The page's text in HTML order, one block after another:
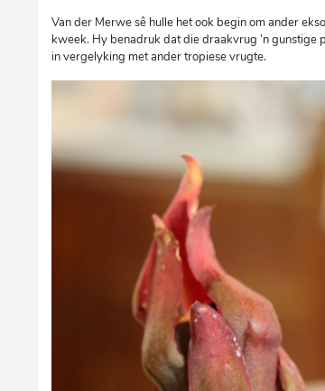
Van der Merwe sê hulle het ook begin om ander
kweek. Hy benadruk dat die draakvrug ’n gunstige
in vergelyking met ander tropiese vrugte.